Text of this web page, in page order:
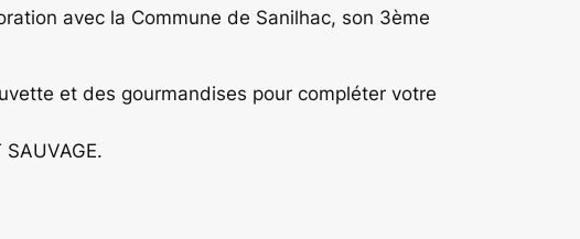
avec la Commune de Sanilhac, son 3ème
et des gourmandises pour compléter votre